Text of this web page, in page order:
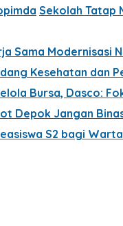
Sekolah Tatap
Sama Modernisasi
Kesehatan dan
Bursa, Dasco:
Depok Jangan
S2 bagi